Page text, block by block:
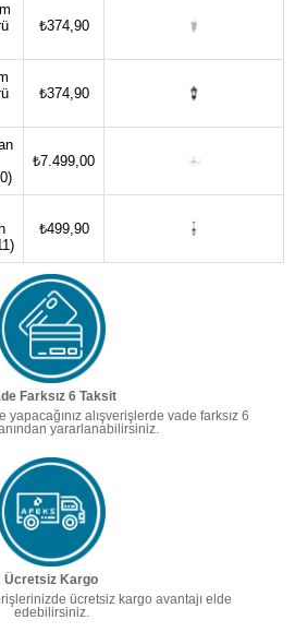
₺374,90
₺374,90
₺7.499,00
₺499,90
Farksız 6 Taksit
yapacağınız alışverişlerde vade farksız 6
yararlanabilirsiniz.
Ücretsiz Kargo
ücretsiz kargo avantajı elde
edebilirsiniz.